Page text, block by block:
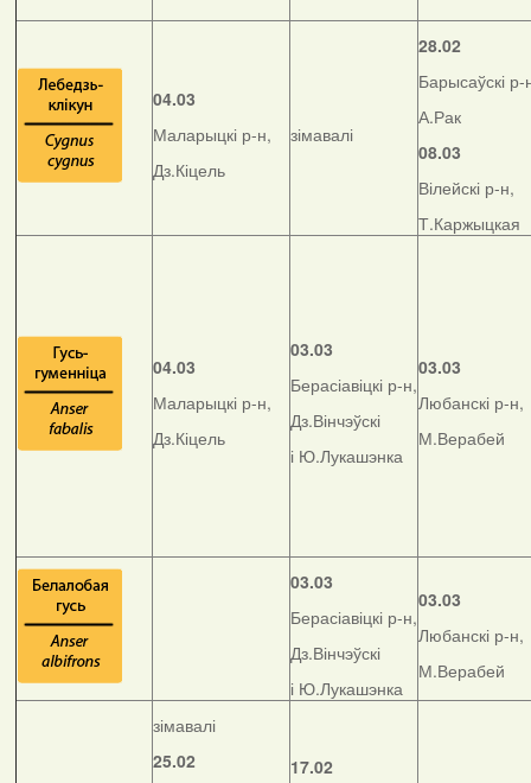
04.03
Маларыцкі р-н,
Дз.Кіцель
зімавалі
28.02
Барысаўскі р-
А.Рак
08.03
Вілейскі р-н,
Т.Каржыцкая
04.03
Маларыцкі р-н,
Дз.Кіцель
03.03
Берасіавіцкі р-н,
Дз.Вінчэўскі
і Ю.Лукашэнка
03.03
Любанскі р-н,
М.Верабей
03.03
Берасіавіцкі р-н,
Дз.Вінчэўскі
і Ю.Лукашэнка
03.03
Любанскі р-н,
М.Верабей
зімавалі
25.02
17.02